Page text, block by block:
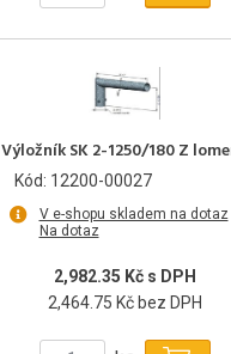
Výložník SK 2-1250/180 Z
Kód: 12200-00027
V e-shopu skladem na dotaz
Na dotaz
2,982.35 Kč s DPH
2,464.75 Kč bez DPH